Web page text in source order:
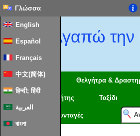
Γλώσσα
English
Español
Français
中文(简体)
हिन्दी; हिंदी
العربية
বাংলা
Αγαπώ
Περιφέρειες Θελγήτρα &
Χάρτες της Κρήτης Ταξίδι
Τρόφιμα και συνταγές